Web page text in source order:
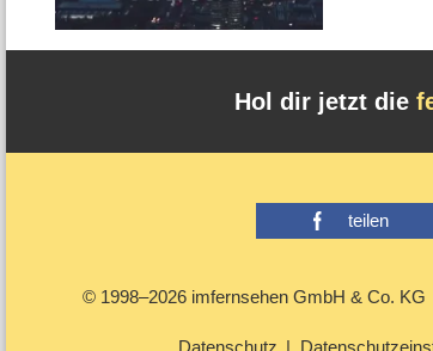
Hol dir jetzt die
teilen
© 1998–2026 imfernsehen GmbH & Co. KG